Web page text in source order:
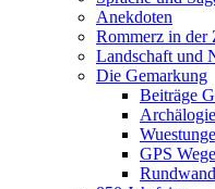
Anekdoten
Rommerz in der
Landschaft und
Die Gemarkung
Beiträge
Archälogie
GPS